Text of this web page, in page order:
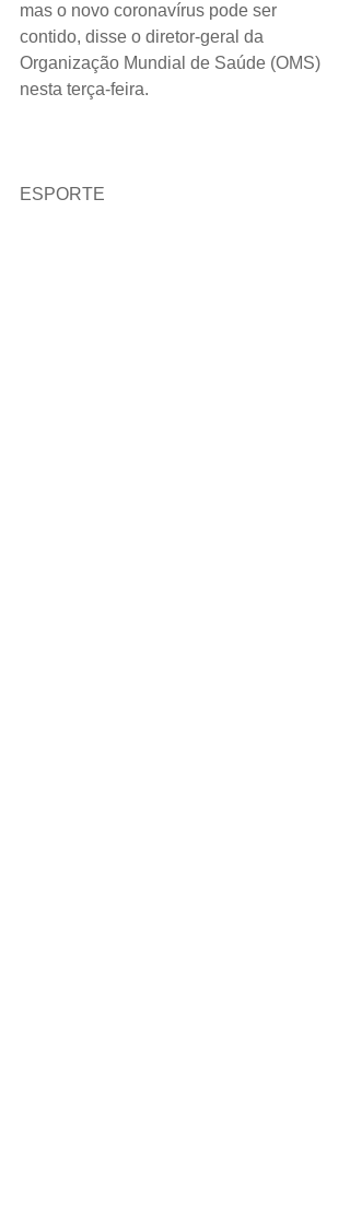
mas o novo coronavírus pode ser
contido, disse o diretor-geral da
Organização Mundial de Saúde (OMS)
nesta terça-feira.
ESPORTE